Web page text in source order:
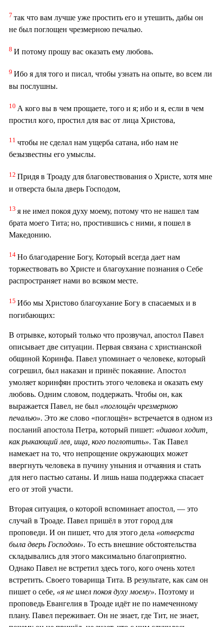
7 так что вам лучше уже простить его и утешить, дабы он
не был поглощен чрезмерною печалью.
8 И потому прошу вас оказать ему любовь.
9 Ибо я для того и писал, чтобы узнать на опыте, во всем ли
вы послушны.
10 А кого вы в чем прощаете, того и я; ибо и я, если в чем
простил кого, простил для вас от лица Христова,
11 чтобы не сделал нам ущерба сатана, ибо нам не
безызвестны его умыслы.
12 Придя в Троаду для благовествования о Христе, хотя мне
и отверста была дверь Господом,
13 я не имел покоя духу моему, потому что не нашел там
брата моего Тита; но, простившись с ними, я пошел в
Македонию.
14 Но благодарение Богу, Который всегда дает нам
торжествовать во Христе и благоухание познания о Себе
распространяет нами во всяком месте.
15 Ибо мы Христово благоухание Богу в спасаемых и в
погибающих:
В отрывке, который только что прозвучал, апостол Павел
описывает две ситуации. Первая связана с христианской
общиной Коринфа. Павел упоминает о человеке, который
согрешил, был наказан и принёс покаяние. Апостол
умоляет коринфян простить этого человека и оказать ему
любовь. Одним словом, поддержать. Чтобы он, как
выражается Павел, не был «поглощён чрезмерною
печалью». Это же слово «поглощён» встречается в одном из
посланий апостола Петра, который пишет: «диавол ходит,
как рыкающий лев, ища, кого поглотить». Так Павел
намекает на то, что непрощение окружающих может
ввергнуть человека в пучину уныния и отчаяния и стать
для него пастью сатаны. И лишь наша поддержка спасает
его от этой участи.
Вторая ситуация, о которой вспоминает апостол, — это
случай в Троаде. Павел пришёл в этот город для
проповеди. И он пишет, что для этого дела «отверста
была дверь Господом». То есть внешние обстоятельства
складывались для этого максимально благоприятно.
Однако Павел не встретил здесь того, кого очень хотел
встретить. Своего товарища Тита. В результате, как сам он
пишет о себе, «я не имел покоя духу моему». Поэтому и
проповедь Евангелия в Троаде идёт не по намеченному
плану. Павел переживает. Он не знает, где Тит, не знает,